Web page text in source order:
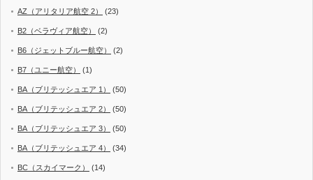
AZ（アリタリア航空 2） (23)
B2（ベラヴィア航空） (2)
B6（ジェットブルー航空） (2)
B7（ユニー航空） (1)
BA（ブリテッシュエア 1） (50)
BA（ブリテッシュエア 2） (50)
BA（ブリテッシュエア 3） (50)
BA（ブリテッシュエア 4） (34)
BC（スカイマーク） (14)